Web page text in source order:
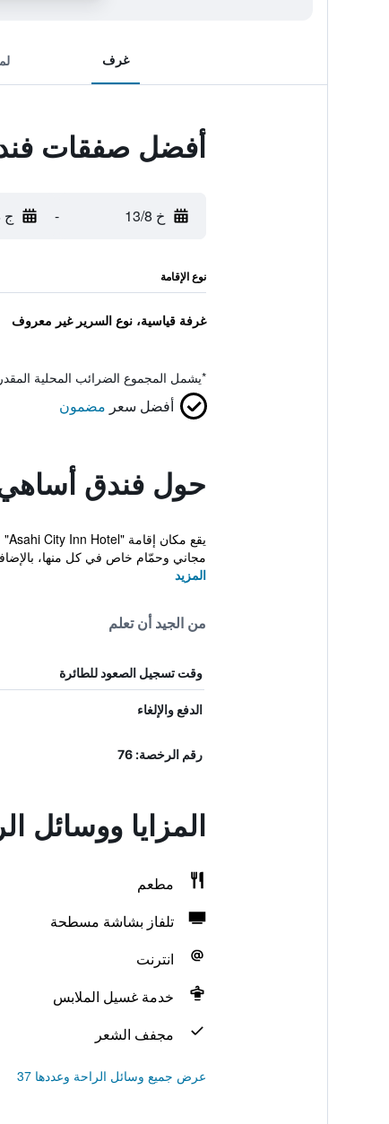
غرف
أفضل صفقات
خ 13/8 - ج 14/8
نوع الإقامة
غرفة قياسية، نوع السرير غير معروف
*يشمل المجموع الضرائب المحلية
أفضل سعر مضمون
حول فندق
مجاني وحمّام خاص في كل منها،
المزيد
من الجيد أن تعلم
وقت تسجيل الصعود للطائرة
الدفع والإلغاء
رقم الرخصة: 76
المزايا
مطعم
تلفاز بشاشة مسطحة
انترنت
خدمة غسيل الملابس
مجفف الشعر
عرض جميع وسائل الراحة وعددها 37